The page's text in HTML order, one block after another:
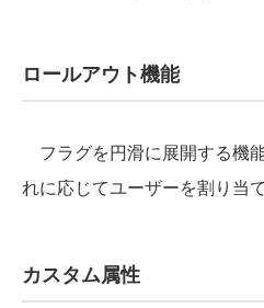
ロールアウト機能
フラグを円滑に展開する機
れに応じてユーザーを割り当て
カスタム属性